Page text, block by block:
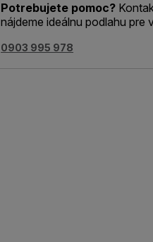
Potrebujete pomoc?
nájdeme ideálnu podlahu pre
0903 995 978